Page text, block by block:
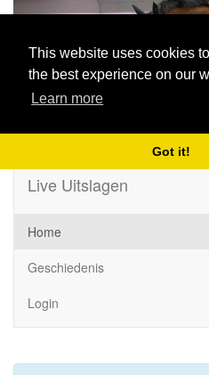
This website uses cookies
the best experience on our
Learn more
Got it!
Previous
Live Uitslagen
Home
Geschiedenis
Login